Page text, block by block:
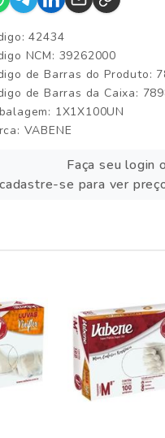
42434
NCM: 39262000
de Barras do Produto:
de Barras da Caixa:
1X1X100UN
VABENE
Faça seu login
cadastre-se para ver